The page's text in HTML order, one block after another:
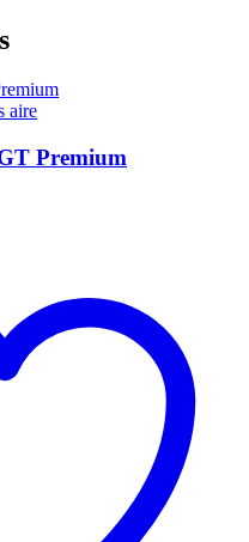
aire
Premium